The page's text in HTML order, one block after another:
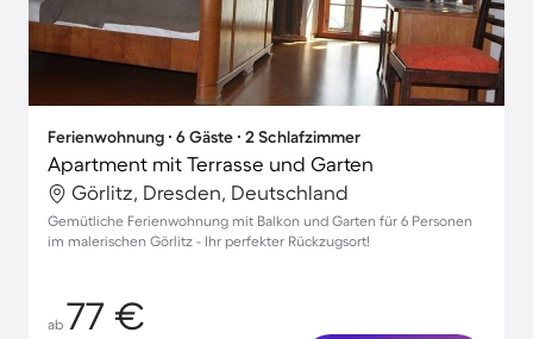
Ferienwohnung ∙ 6 Gäste ∙ 2 Schlafzimmer
Apartment mit Terrasse und Garten
Görlitz, Dresden, Deutschland
Gemütliche Ferienwohnung mit Balkon und Garten für 6 Personen
im malerischen Görlitz - Ihr perfekter Rückzugsort!
ab 77 €